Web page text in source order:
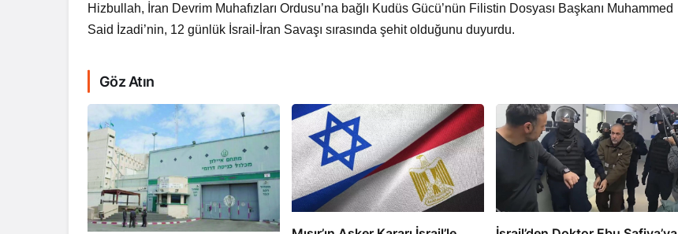
Hizbullah, İran Devrim Muhafızları Ordusu’na bağlı Kudüs Gücü’nün Filistin Dosyası Başkanı Muhammed
Said İzadi’nin, 12 günlük İsrail-İran Savaşı sırasında şehit olduğunu duyurdu.
Göz Atın